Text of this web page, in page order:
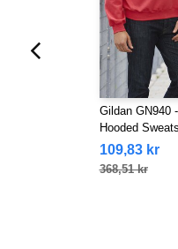
Gildan GN940
Hooded
109,83 kr
368,51 kr